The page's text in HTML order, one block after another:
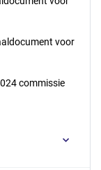
voor
commissie